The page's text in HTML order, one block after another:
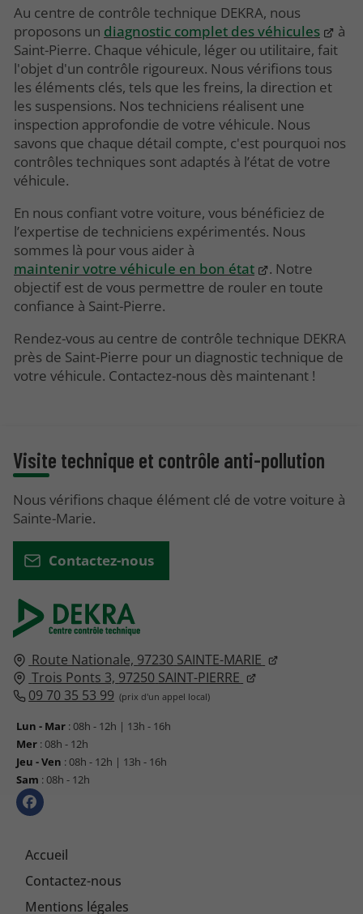
Au centre de contrôle technique DEKRA, nous
proposons un diagnostic complet des véhicules
à
Saint-Pierre. Chaque véhicule, léger ou utilitaire, fait
l'objet d'un contrôle rigoureux. Nous vérifions tous
les éléments clés, tels que les freins, la direction et
les suspensions. Nos techniciens réalisent une
inspection approfondie de votre véhicule. Nous
savons que chaque détail compte, c'est pourquoi nos
contrôles techniques sont adaptés à l’état de votre
véhicule.
En nous confiant votre voiture, vous bénéficiez de
l’expertise de techniciens expérimentés. Nous
sommes là pour vous aider à
maintenir votre véhicule en bon état
. Notre
objectif est de vous permettre de rouler en toute
confiance à Saint-Pierre.
Rendez-vous au centre de contrôle technique DEKRA
près de Saint-Pierre pour un diagnostic technique de
votre véhicule. Contactez-nous dès maintenant !
Route Nationale, 97230 SAINTE-MARIE
Trois Ponts 3, 97250 SAINT-PIERRE
09 70 35 53 99
Lun - Mar : 08h - 12h | 13h - 16h
Mer : 08h - 12h
Jeu - Ven : 08h - 12h | 13h - 16h
Sam : 08h - 12h
Accueil
Contactez-nous
Mentions légales
Visite technique et contrôle anti-pollution
Nous vérifions chaque élément clé de votre voiture à
Sainte-Marie.
Contactez-nous